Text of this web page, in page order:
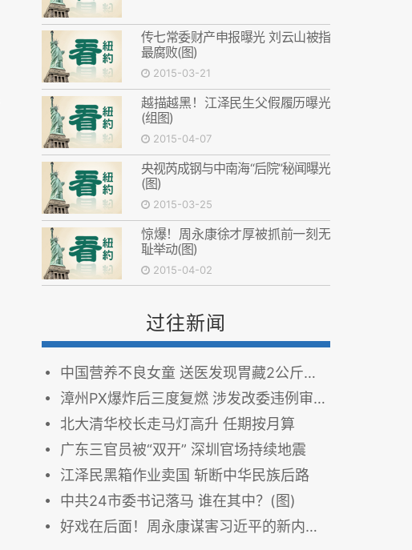
传七常委财产申报曝光 刘云山被指
最腐败(图)
2015-03-21
越描越黑！江泽民生父假履历曝光
(组图)
2015-04-07
央视芮成钢与中南海“后院”秘闻曝光
(图)
2015-03-25
惊爆！周永康徐才厚被抓前一刻无
耻举动(图)
2015-04-02
过往新闻
中国营养不良女童 送医发现胃藏2公斤大毛球 图
漳州PX爆炸后三度复燃 涉发改委违例审批
北大清华校长走马灯高升 任期按月算
广东三官员被“双开” 深圳官场持续地震
江泽民黑箱作业卖国 斩断中华民族后路
中共24市委书记落马 谁在其中？(图)
好戏在后面！周永康谋害习近平的新内情(图)